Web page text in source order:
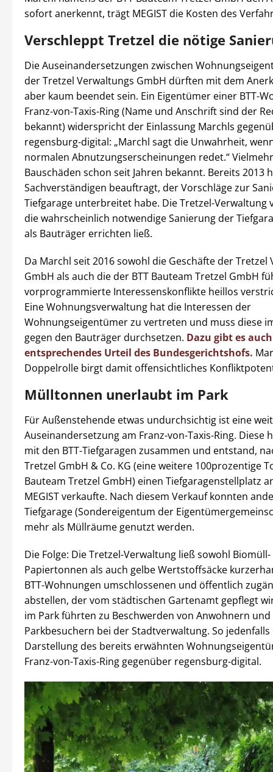
sofort anerkennt, trägt MEGIST die Kosten des
Verschleppt Tretzel die nötige
Die Auseinandersetzungen zwischen
der Tretzel Verwaltungs GmbH dürften mit dem
aber kaum beendet sein. Ein Eigentümer einer BTT-
Franz-von-Taxis-Ring (Name und Anschrift sind der
bekannt) widerspricht der Einlassung Marchls
regensburg-digital: „Marchl sagt die Unwahrheit,
normalen Abnutzungserscheinungen redet.“
Bauschäden schon seit Jahren bekannt. Bereits 2013
Sachverständigen beauftragt, der Vorschläge zur
Tiefgarage unterbreitet habe. Die Tretzel-Verwaltung
die wahrscheinlich notwendige Sanierung der
als Bauträger errichten ließ.
Da Marchl seit 2016 sowohl die Geschäfte der Tretzel
GmbH als auch die der BTT Bauteam Tretzel GmbH
vorprogrammierte Interessenskonflikte heillos
Eine Wohnungsverwaltung hat die Interessen der
Wohnungseigentümer zu vertreten und muss diese
gegen den Bauträger durchsetzen. Dazu gibt es
entsprechendes Urteil des Bundesgerichtshofs.
Doppelrolle birgt damit offensichtliches
Mülltonnen unerlaubt im Park
Für Außenstehende etwas undurchsichtig ist eine
Auseinandersetzung am Franz-von-Taxis-Ring. Diese
mit den BTT-Tiefgaragen zusammen und entstand,
Tretzel GmbH & Co. KG (eine weitere 100prozentige
Bauteam Tretzel GmbH) einen Tiefgaragenstellplatz
MEGIST verkaufte. Nach diesem Verkauf konnten
Tiefgarage (Sondereigentum der
mehr als Müllräume genutzt werden.
Die Folge: Die Tretzel-Verwaltung ließ sowohl
Papiertonnen als auch gelbe Wertstoffsäcke
BTT-Wohnungen umschlossenen und öffentlich
abstellen, der vom städtischen Gartenamt gepflegt
im Park führten zu Beschwerden von Anwohnern und
Parkbesuchern bei der Stadtverwaltung. So jedenfalls
Darstellung des bereits erwähnten
Franz-von-Taxis-Ring gegenüber regensburg-digital.